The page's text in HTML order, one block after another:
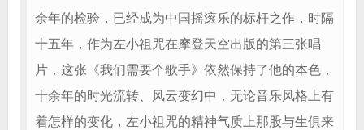
余年的检验，已经成为中国摇滚乐的标杆之作，时隔
十五年，作为左小祖咒在摩登天空出版的第三张唱
片，这张《我们需要个歌手》依然保持了他的本色，
十余年的时光流转、风云变幻中，无论音乐风格上有
着怎样的变化，左小祖咒的精神气质上那股与生俱来